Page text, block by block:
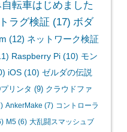
転車はじめました
ラグ検証 (17) ボダ
(12) ネットワーク検証
Raspberry Pi(10) モン
iOS(10) ゼルダの伝説
リンタ (9) クラウドファ
AnkerMake (7) コントローラ
M5(6) 大乱闘スマッシュブ